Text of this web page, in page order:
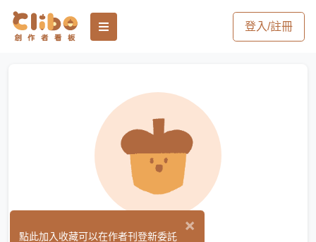
登入/註冊
×
點此加入收藏可以在作者刊登新委託